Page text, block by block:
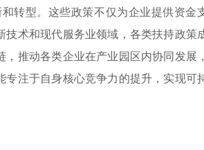
和转型。这些政策不仅为企业提供资金
术和现代服务业领域，各类扶持政策
推动各类企业在产业园区内协同发展，
注于自身核心竞争力的提升，实现可